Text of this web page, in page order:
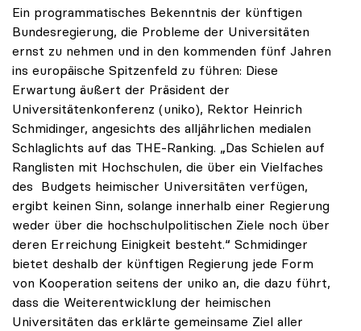
Ein programmatisches Bekenntnis der künftigen
Bundesregierung, die Probleme der Universitäten
ernst zu nehmen und in den kommenden fünf Jahren
ins europäische Spitzenfeld zu führen: Diese
Erwartung äußert der Präsident der
Universitätenkonferenz (uniko), Rektor Heinrich
Schmidinger, angesichts des alljährlichen medialen
Schlaglichts auf das THE-Ranking. „Das Schielen auf
Ranglisten mit Hochschulen, die über ein Vielfaches
des Budgets heimischer Universitäten verfügen,
ergibt keinen Sinn, solange innerhalb einer Regierung
weder über die hochschulpolitischen Ziele noch über
deren Erreichung Einigkeit besteht.“ Schmidinger
bietet deshalb der künftigen Regierung jede Form
von Kooperation seitens der uniko an, die dazu führt,
dass die Weiterentwicklung der heimischen
Universitäten das erklärte gemeinsame Ziel aller